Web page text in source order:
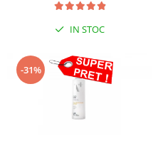
IN STOC
-31%